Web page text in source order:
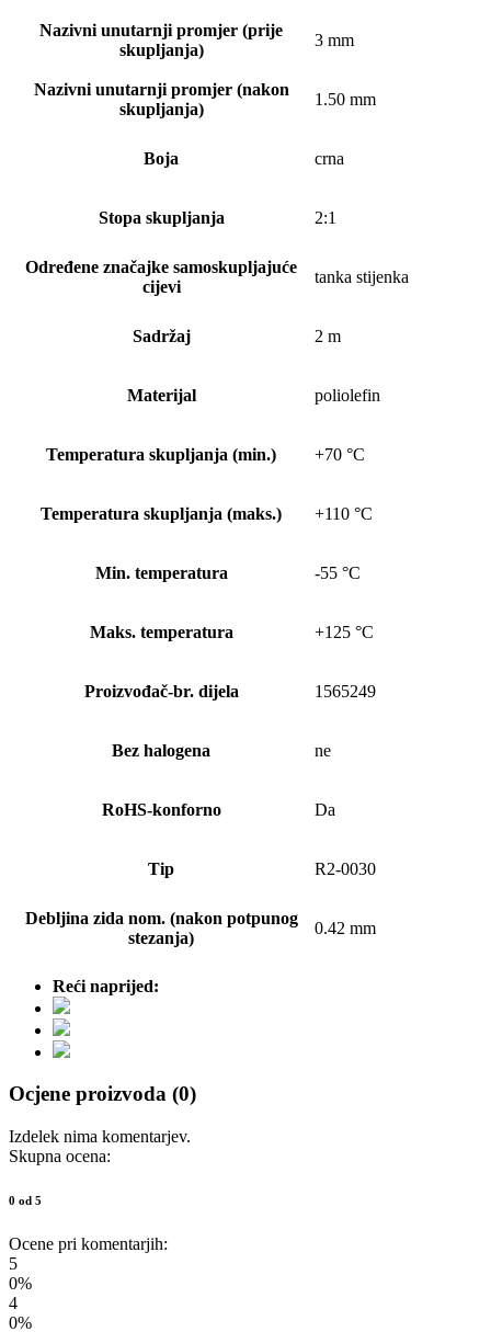
Nazivni unutarnji promjer (prije
skupljanja)
3 mm
Nazivni unutarnji promjer (nakon
skupljanja)
1.50 mm
Boja crna
Stopa skupljanja 2:1
Određene značajke samoskupljajuće
cijevi
tanka stijenka
Sadržaj 2 m
Materijal poliolefin
Temperatura skupljanja (min.) +70 °C
Temperatura skupljanja (maks.) +110 °C
Min. temperatura -55 °C
Maks. temperatura +125 °C
Proizvođač-br. dijela 1565249
Bez halogena ne
RoHS-konforno Da
Tip R2-0030
Debljina zida nom. (nakon potpunog
stezanja)
0.42 mm
Reći naprijed:
Ocjene proizvoda (0)
Izdelek nima komentarjev.
Skupna ocena:
0 od 5
Ocene pri komentarjih:
5
0%
4
0%